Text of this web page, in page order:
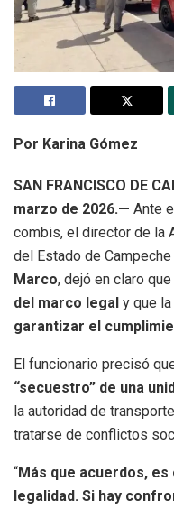
Por Karina Gómez
SAN FRANCISCO DE
marzo de 2026.— Ante
combis, el director de la
del Estado de Campeche
Marco, dejó en claro que
del marco legal y que
garantizar el
El funcionario precisó
“secuestro” de una
la autoridad de
tratarse de conflictos
“Más que acuerdos,
legalidad. Si hay